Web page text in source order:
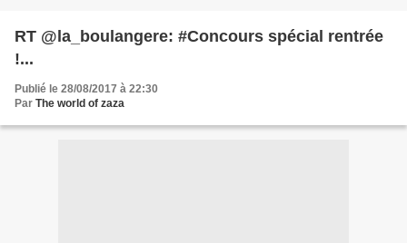
RT @la_boulangere: #Concours spécial rentrée
!...
Publié le 28/08/2017 à 22:30
Par The world of zaza